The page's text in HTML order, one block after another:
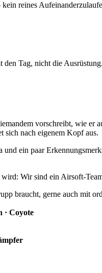
reines
Tag, nicht die Ausrüstung.
vorschreibt, wie
sich nach eigenem Kopf aus.
und ein paar
Wir sind ein Airsoft-
braucht, gerne auch mit
· Coyote